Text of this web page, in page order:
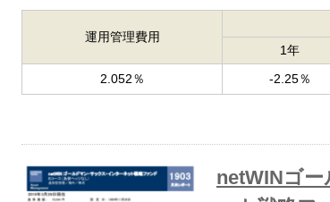
運用管理費用
1年
2.052％
-2.25％
netWINゴ